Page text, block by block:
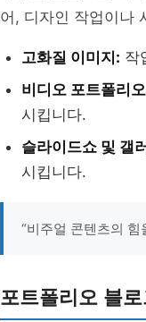
어, 디자인 작업이나
고화질 이미지: 작
비디오 포트폴리
시킵니다.
슬라이드쇼 및 갤
시킵니다.
“비주얼 콘텐츠의
포트폴리오 블